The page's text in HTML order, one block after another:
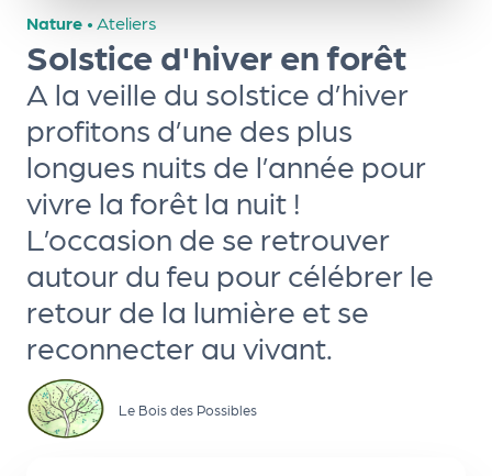
Nature • Ateliers
Solstice d'hiver en forêt
A la veille du solstice d’hiver
profitons d’une des plus
longues nuits de l’année pour
vivre la forêt la nuit !
L’occasion de se retrouver
autour du feu pour célébrer le
retour de la lumière et se
reconnecter au vivant.
Le Bois des Possibles
ns
PR
O
G!
PR
O
G!
Le
Ma
g
Sui
vr